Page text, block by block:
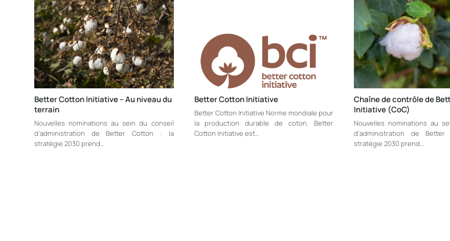
Better Cotton Initiative – Au niveau du
terrain
Nouvelles nominations au sein du conseil
d’administration de Better Cotton : la
stratégie 2030 prend…
Better Cotton Initiative
Better Cotton Initiative Norme mondiale pour
la production durable de coton. Better
Cotton Initiative est…
Chaîne de contrôle de
Initiative (CoC)
Nouvelles nominations au
d’administration de
stratégie 2030 prend…